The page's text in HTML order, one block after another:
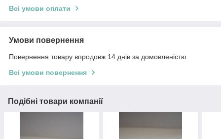
Всі умови оплати
Умови повернення
Повернення товару впродовж 14 днів за домовленістю
Всі умови повернення
Подібні товари компанії